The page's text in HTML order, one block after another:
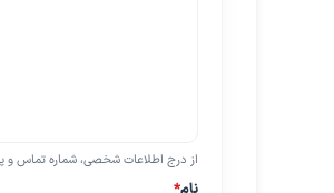
از درج اطلاعات شخصی، شماره تماس و